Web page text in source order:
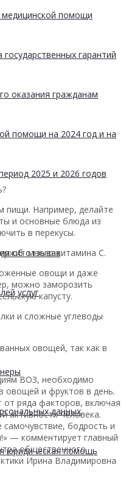
медицинской помощи
гарантий
оказания гражданам
помощи на 2024 год и на
2025 и 2026 годов
об отзывах
услуг
данных
юридическая помощь
пищи. Например, делайте
и основные блюда из
в перекусы.
много витамина С.
овощи и даже
можно заморозить
капусту.
и сложные углеводы
овощей, так как в
ВОЗ, необходимо
овощей и фруктов в день.
от ряда факторов, включая
активности человека.
бодрость и
— комментирует главный
общественного
Ирина Владимировна